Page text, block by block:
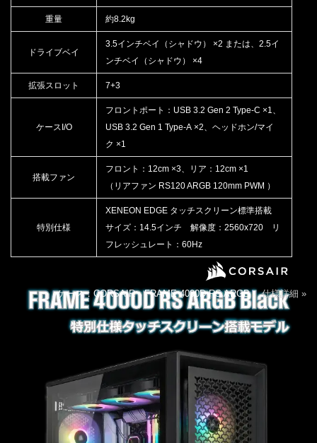
重量 約8.2kg
ドライブベイ
3.5インチベイ（シャドウ） ×2 または、2.5イ
ンチベイ（シャドウ） ×4
拡張スロット 7+3
ケースI/O
フロントポート：USB 3.2 Gen 2 Type-C ×1、
USB 3.2 Gen 1 Type-A ×2、ヘッドホン/マイ
ク ×1
搭載ファン
フロント：12cm ×3、リア：12cm ×1
（リアファン RS120 ARGB 120mm PWM ）
特別仕様
XENEON EDGE タッチスクリーン標準搭載
サイズ：14.5インチ 解像度：2560x720 リ
フレッシュレート：60Hz
ケース：CORSAIR FRAME 4000D RS ARGB仕様詳細 »